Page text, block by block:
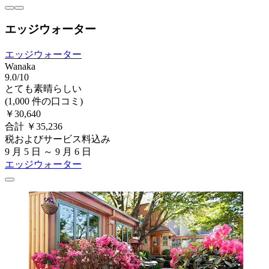
エッジウォーター
エッジウォーター
Wanaka
9.0/10
とても素晴らしい
(1,000 件の口コミ)
￥30,640
合計 ￥35,236
税およびサービス料込み
9 月 5 日 ～ 9 月 6 日
エッジウォーター